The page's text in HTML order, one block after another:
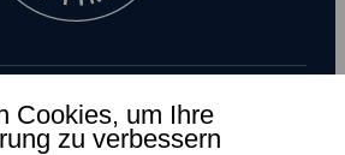
abonnieren
Cookies, um Ihre
zu verbessern